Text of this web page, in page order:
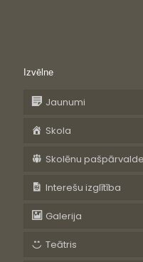
Izvēlne
Jaunumi
Skola
Skolēnu pašpārvalde
Interešu izglītība
Galerija
Teātris